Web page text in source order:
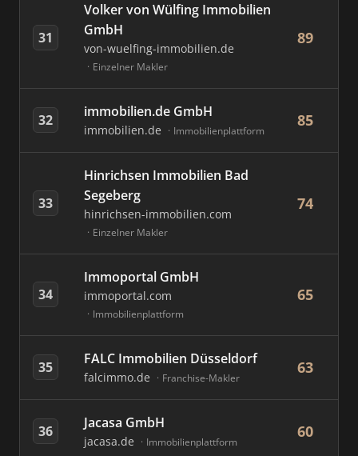
31
Volker von Wülfing Immobilien
GmbH
von-wuelfing-immobilien.de
Einzelner Makler
89
32 immobilien.de GmbH
immobilien.de Immobilienplattform
85
33
Hinrichsen Immobilien Bad
Segeberg
hinrichsen-immobilien.com
Einzelner Makler
74
34
Immoportal GmbH
immoportal.com
Immobilienplattform
65
35 FALC Immobilien Düsseldorf
falcimmo.de Franchise-Makler
63
36 Jacasa GmbH
jacasa.de Immobilienplattform
60